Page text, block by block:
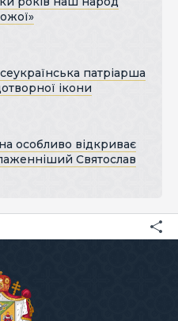
патріарша
ікони
особливо відкриває
Святослав